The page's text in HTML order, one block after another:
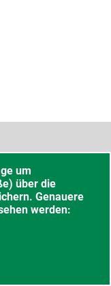
um
über die
Genauere
werden: